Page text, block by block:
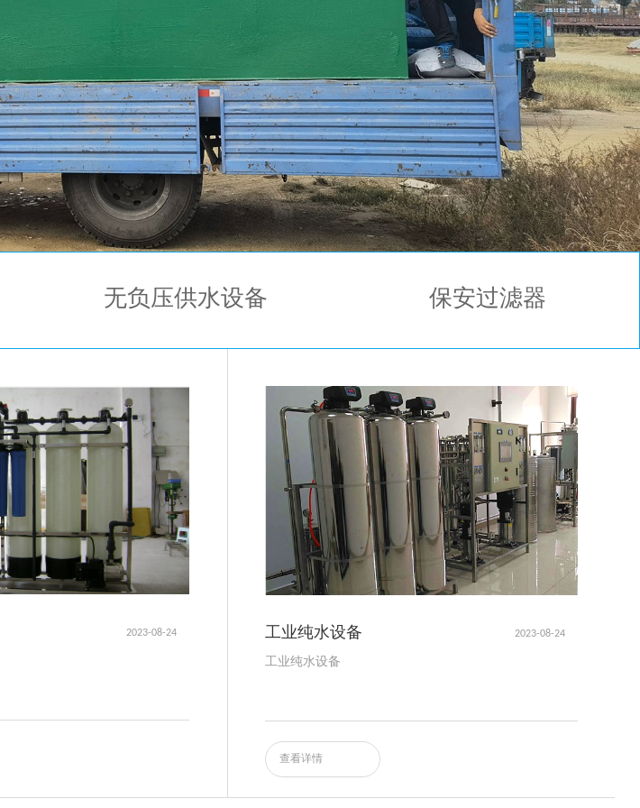
无负压供水设备 保安过滤器
2023-08-24 工业纯水设备 2023-08-24
工业纯水设备
查看详情